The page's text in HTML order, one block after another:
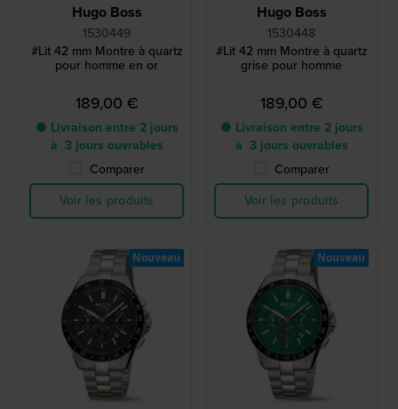
Hugo Boss
1530449
#Lit 42 mm Montre à quartz
pour homme en or
189,00 €
● Livraison entre 2 jours
à 3 jours ouvrables
Comparer
Voir les produits
Hugo Boss
1530448
#Lit 42 mm Montre à quartz
grise pour homme
189,00 €
● Livraison entre 2 jours
à 3 jours ouvrables
Comparer
Voir les produits
Nouveau Nouveau